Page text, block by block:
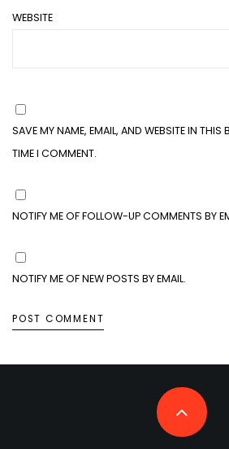
WEBSITE
SAVE MY NAME, EMAIL, AND WEBSITE IN THIS
TIME I COMMENT.
NOTIFY ME OF FOLLOW-UP COMMENTS BY
NOTIFY ME OF NEW POSTS BY EMAIL.